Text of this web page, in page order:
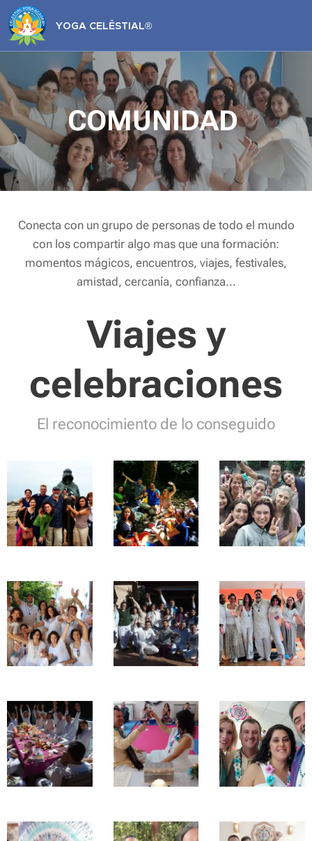
YOGA CELÊSTIAL®
COMUNIDAD
Conecta con un grupo de personas de todo el mundo
con los compartir algo mas que una formación:
momentos mágicos, encuentros, viajes, festivales,
amistad, cercanía, confianza...
Viajes y
celebraciones
El reconocimiento de lo conseguido